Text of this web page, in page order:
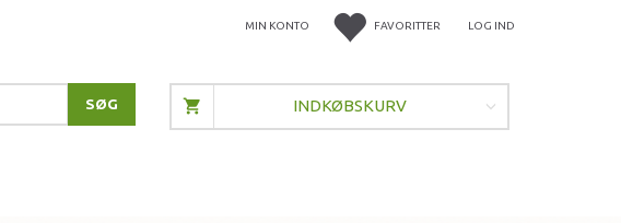
FAVORITTER LOG IND
MIN KONTO
SØG INDKØBSKURV